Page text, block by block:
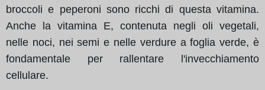
broccoli e peperoni sono ricchi di questa vitamina.
Anche la vitamina E, contenuta negli oli vegetali,
nelle noci, nei semi e nelle verdure a foglia verde, è
fondamentale per rallentare l'invecchiamento
cellulare.